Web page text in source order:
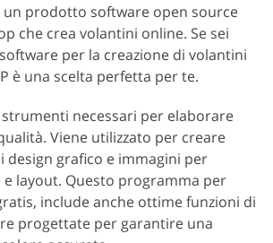
un prodotto software open source
che crea volantini online. Se sei
per la creazione di volantini
è una scelta perfetta per te.
strumenti necessari per elaborare
Viene utilizzato per creare
design grafico e immagini per
layout. Questo programma per
include anche ottime funzioni di
progettate per garantire una